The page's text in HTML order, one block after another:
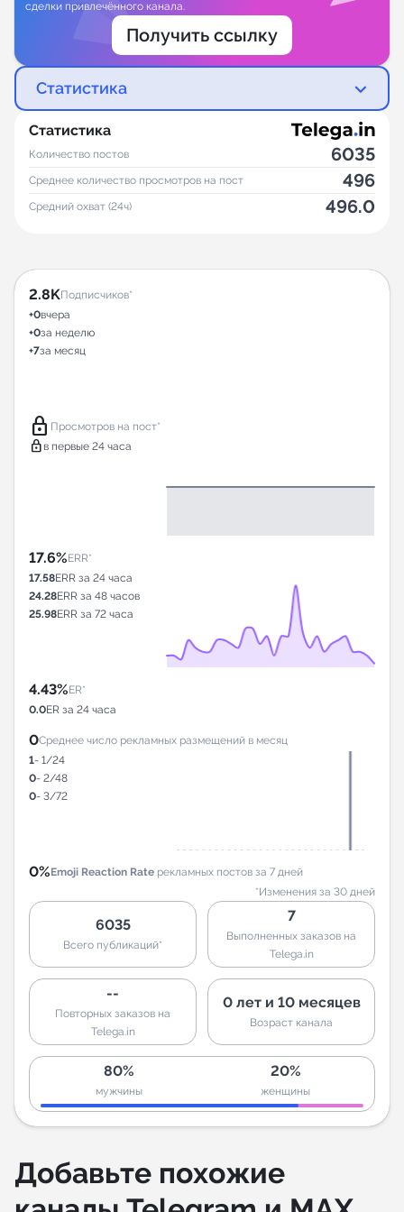
сделки привлечённого канала.
Получить ссылку
Статистика
Статистика
Количество постов 6035
Среднее количество просмотров на пост 496
Средний охват (24ч) 496.0
2.8KПодписчиков*
+0вчера
+0за неделю
+7за месяц
lock Просмотров на пост*
lock в первые 24 часа
17.6%ERR*
17.58ERR за 24 часа
24.28ERR за 48 часов
25.98ERR за 72 часа
4.43%ER*
0.0ER за 24 часа
0Среднее число рекламных размещений в месяц
1- 1/24
0- 2/48
0- 3/72
0%Emoji Reaction Rate рекламных постов за 7 дней
*Изменения за 30 дней
6035
Всего публикаций*
7
Выполненных заказов на
Telega.in
--
Повторных заказов на
Telega.in
0 лет и 10 месяцев
Возраст канала
80%
мужчины
20%
женщины
Добавьте похожие